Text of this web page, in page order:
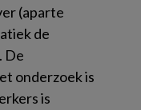
(aparte
de
De
onderzoek is
is